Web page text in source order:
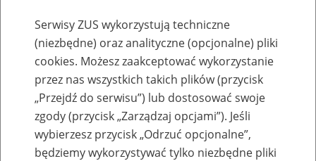
Szkolenia
Serwisy ZUS wykorzystują techniczne
(niezbędne) oraz analityczne (opcjonalne) pliki
cookies. Możesz zaakceptować wykorzystanie
przez nas wszystkich takich plików (przycisk
„Przejdź do serwisu”) lub dostosować swoje
zgody (przycisk „Zarządzaj opcjami”). Jeśli
wybierzesz przycisk „Odrzuć opcjonalne”,
będziemy wykorzystywać tylko niezbędne pliki